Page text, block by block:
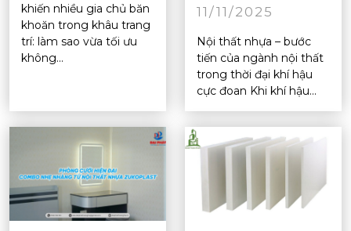
khiến nhiều gia chủ băn
khoăn trong khâu trang
trí: làm sao vừa tối ưu
không...
11/11/2025
Nội thất nhựa – bước
tiến của ngành nội thất
trong thời đại khí hậu
cực đoan Khi khí hậu...